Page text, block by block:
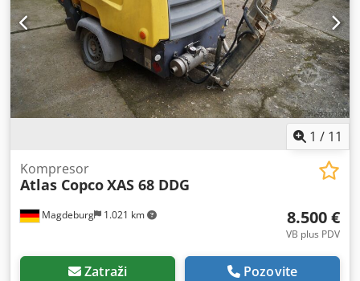
1 / 11
Magdeburg 1.021 km
Kompresor
Atlas CopcoXAS 68 DDG
8.500 €
VB plus PDV
Zatraži Pozovite